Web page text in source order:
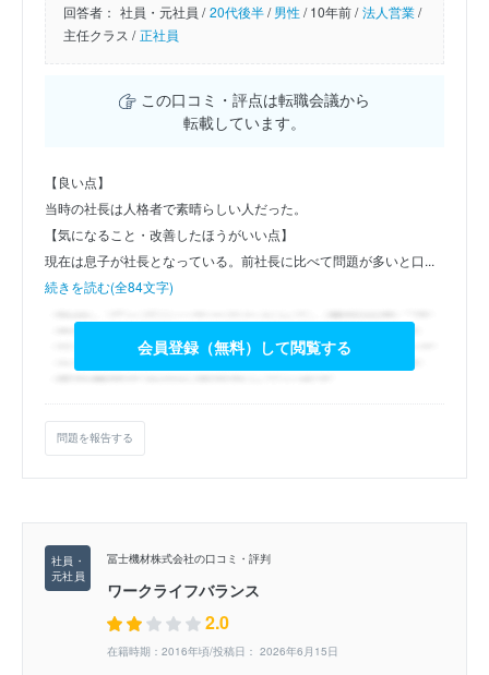
回答者： 社員・元社員 / 20代後半/男性/10年前 / 法人営業/
主任クラス / 正社員
この口コミ・評点は転職会議から
転載しています。
【良い点】
当時の社長は人格者で素晴らしい人だった。
【気になること・改善したほうがいい点】
現在は息子が社長となっている。前社長に比べて問題が多いと口...
続きを読む(全84文字)
会員登録（無料）して閲覧する
問題を報告する
冨士機材株式会社の口コミ・評判
ワークライフバランス
2.0
在籍時期：2016年頃/投稿日： 2026年6月15日